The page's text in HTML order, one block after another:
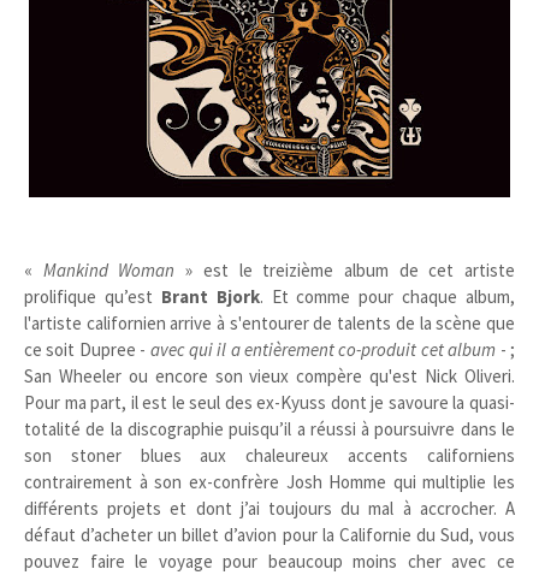
« Mankind Woman » est le treizième album de cet artiste
prolifique qu’est Brant Bjork. Et comme pour chaque album,
l'artiste californien arrive à s'entourer de talents de la scène que
ce soit Dupree - avec qui il a entièrement co-produit cet album - ;
San Wheeler ou encore son vieux compère qu'est Nick Oliveri.
Pour ma part, il est le seul des ex-Kyuss dont je savoure la quasi-
totalité de la discographie puisqu’il a réussi à poursuivre dans le
son stoner blues aux chaleureux accents californiens
contrairement à son ex-confrère Josh Homme qui multiplie les
différents projets et dont j’ai toujours du mal à accrocher. A
défaut d’acheter un billet d’avion pour la Californie du Sud, vous
pouvez faire le voyage pour beaucoup moins cher avec ce